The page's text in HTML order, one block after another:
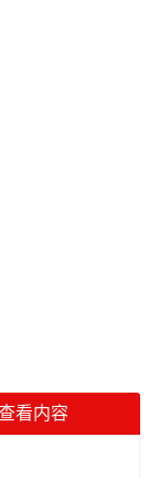
看内容